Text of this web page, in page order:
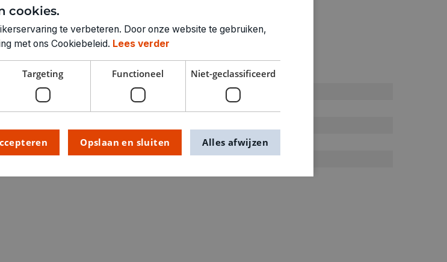
Technische specificaties
Z
GEWICHT 0.001kg
0250226
cookies.
te verbeteren. Door onze website te gebruiken,
met ons Cookiebeleid. Lees verder
Targeting Functioneel Niet-geclassificeerd
Opslaan en sluiten Alles afwijzen